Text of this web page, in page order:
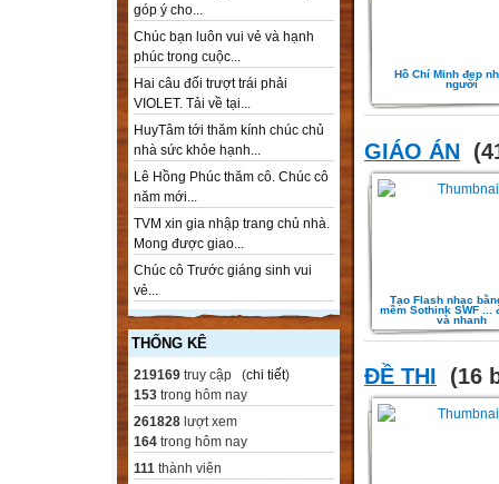
góp ý cho...
Chúc bạn luôn vui vẻ và hạnh
phúc trong cuộc...
Hai câu đối trượt trái phải
VIOLET. Tải về tại...
HuyTâm tới thăm kính chúc chủ
nhà sức khỏe hạnh...
Lê Hồng Phúc thăm cô. Chúc cô
năm mới...
TVM xin gia nhập trang chủ nhà.
Mong được giao...
Chúc cô Trước giáng sinh vui
vẻ...
THỐNG KÊ
219169 truy cập (chi tiết)
153 trong hôm nay
261828 lượt xem
164 trong hôm nay
111 thành viên
Hồ Chí Minh đẹp
người
GIÁO ÁN
Tạo Flash nhạc
mềm Sothink SWF ...
và nhanh
ĐỀ THI (16